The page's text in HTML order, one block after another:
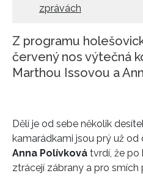
zprávách
Z programu
červený nos výtečná
Marthou Issovou a
Dělí je od sebe několik
kamarádkami jsou prý už od
Anna Polívková tvrdí, že po
ztrácejí zábrany a pro